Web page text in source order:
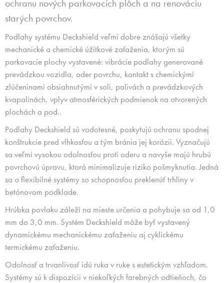
ochranu nových parkovacích plôch a na renováciu
starých povrchov.
Podlahy systému Deckshield veľmi dobre znášajú všetky
mechanické a chemické úžitkové zaťaženia, ktorým sú
parkovacie plochy vystavené: vibrácie podlahy generované
prevádzkou vozidla, oder povrchu, kontakt s chemickými
zlúčeninami obsiahnutými v soli, palivách a prevádzkových
kvapalinách, vplyv atmosférických podmienok na otvorených
plochách a pod..
Podlahy Deckshield sú vodotesné, poskytujú ochranu spodnej
konštrukcie pred vlhkosťou a tým bránia jej korózii. Vyznačujú
sa veľmi vysokou odolnosťou proti oderu a navyše majú hrubú
povrchovú úpravu, ktorá minimalizuje riziko pošmyknutia. Jedná
sa o flexibilné systémy so schopnosťou preklenúť trhliny v
betónovom podklade.
Hrúbka povlaku záleží na mieste určenia a pohybuje sa od 1,0
mm do 3,0 mm. Systém Deckshield môže byť vystavený
dynamickému mechanickému zaťaženiu aj cyklickému
termickému zaťaženiu.
Odolnosť a trvanlivosť idú ruka v ruke s estetickým vzhľadom.
Systémy sú k dispozícii v niekoľkých farebných odtieňoch, čo